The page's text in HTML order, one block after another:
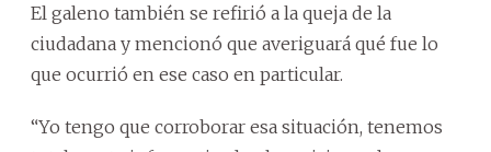
El galeno también se refirió a la queja de la
ciudadana y mencionó que averiguará qué fue lo
que ocurrió en ese caso en particular.
“Yo tengo que corroborar esa situación, tenemos